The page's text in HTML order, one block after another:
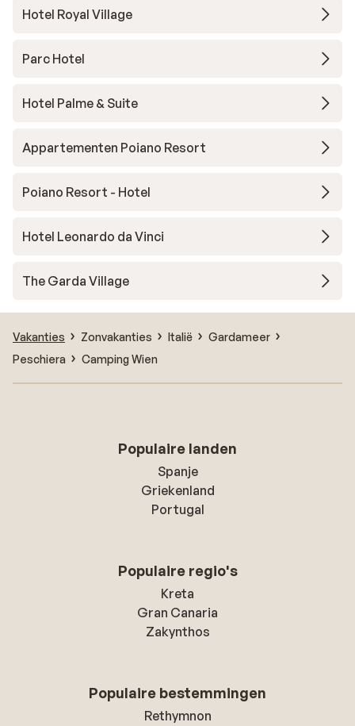
Hotel Royal Village
Parc Hotel
Hotel Palme & Suite
Appartementen Poiano Resort
Poiano Resort - Hotel
Hotel Leonardo da Vinci
The Garda Village
Vakanties Zonvakanties Italië
Gardameer
Peschiera
Camping Wien
Populaire landen
Spanje
Griekenland
Portugal
Populaire regio's
Kreta
Gran Canaria
Zakynthos
Populaire bestemmingen
Rethymnon